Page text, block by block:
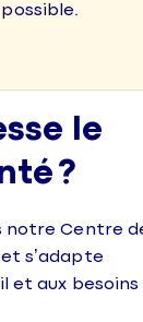
le
?
notre Centre
s’adapte
aux besoins